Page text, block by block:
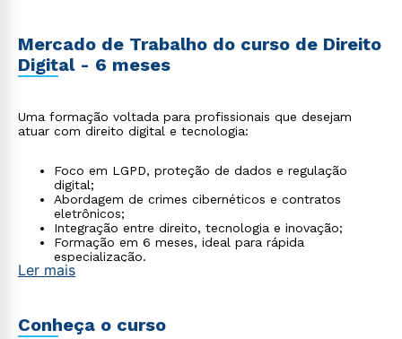
Mercado de Trabalho do curso de Direito
Digital - 6 meses
Uma formação voltada para profissionais que desejam
atuar com direito digital e tecnologia:
Foco em LGPD, proteção de dados e regulação
digital;
Abordagem de crimes cibernéticos e contratos
eletrônicos;
Integração entre direito, tecnologia e inovação;
Formação em 6 meses, ideal para rápida
especialização.
Ler mais
Conheça o curso